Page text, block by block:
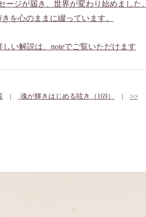
ージが届き、世界が変わり始めました。
を心のままに綴っています。
い解説は、noteでご覧いただけます
| 魂が輝きはじめる呟き（169） >>